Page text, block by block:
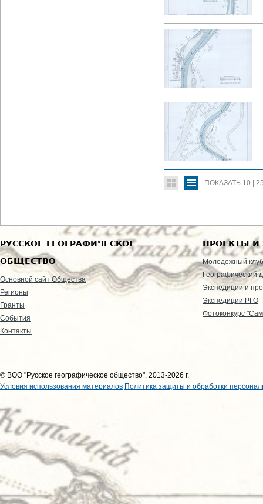
ПОКАЗАТЬ 10
РУССКОЕ ГЕОГРАФИЧЕСКОЕ
ОБЩЕСТВО
Основной сайт Общества
Регионы
Гранты
События
Контакты
ПРОЕКТЫ И
Молодежный клуб
Географический
Экспедиции и
Экспедиции РГО
Фотоконкурс
© ВОО "Русское географическое общество", 2013-2026 г.
Условия использования материалов Политика защиты и обработки